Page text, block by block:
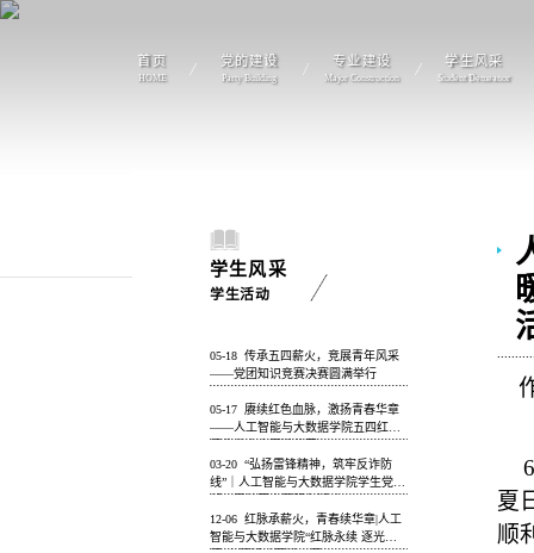
首页
HOME
党的建设
Party Building
专业建设
Major Construction
学生风采
Student Demeanor
学生风采
学生活动
05-18
——党团知识竞赛决赛圆满举行
05-17
——人工智能与大数据学院五四红色
03-20
线”｜人工智能与大数据学院学生党支
12-06
智能与大数据学院“红脉永续 逐光而
夏
顺